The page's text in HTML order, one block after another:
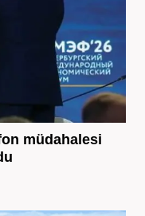
müdahalesi